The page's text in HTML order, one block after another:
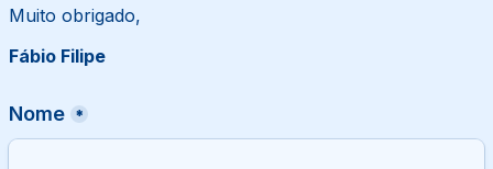
Muito obrigado,
Fábio Filipe
Nome *